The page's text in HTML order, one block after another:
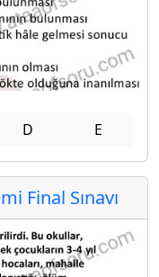
D E
Final Sınavı